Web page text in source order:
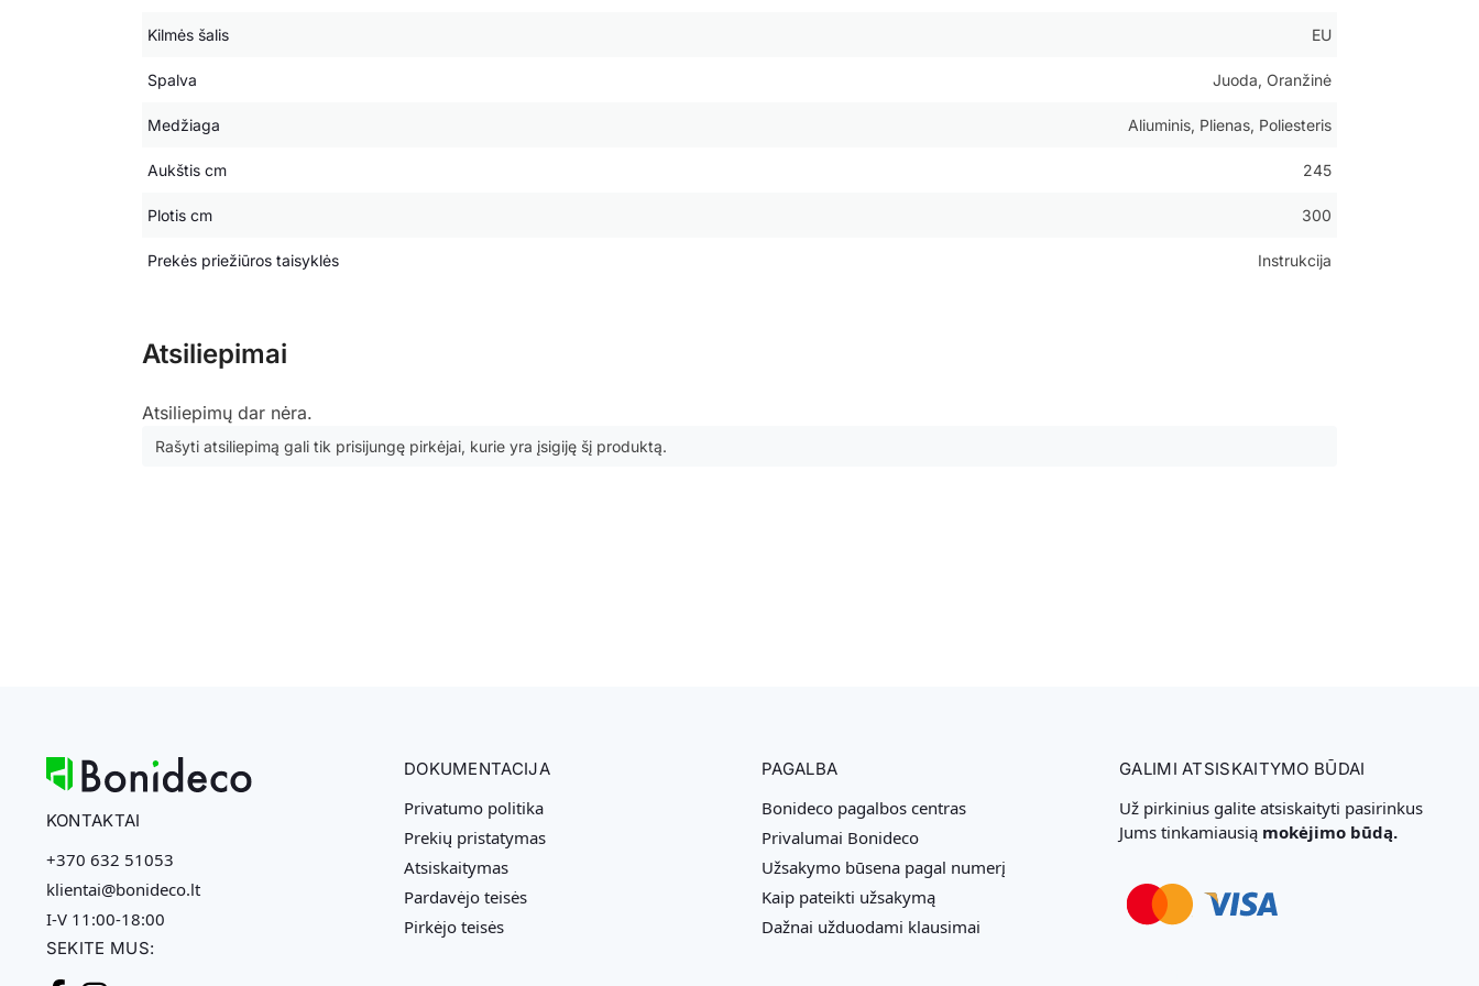
Kilmės šalis EU
Spalva Juoda, Oranžinė
Medžiaga Aliuminis, Plienas, Poliesteris
Aukštis cm 245
Plotis cm 300
Prekės priežiūros taisyklės Instrukcija
Atsiliepimai
Atsiliepimų dar nėra.
Rašyti atsiliepimą gali tik prisijungę pirkėjai, kurie yra įsigiję šį produktą.
KONTAKTAI
+370 632 51053
klientai@bonideco.lt
I-V 11:00-18:00
SEKITE MUS:
DOKUMENTACIJA
Privatumo politika
Prekių pristatymas
Atsiskaitymas
Pardavėjo teisės
Pirkėjo teisės
PAGALBA
Bonideco pagalbos centras
Privalumai Bonideco
Užsakymo būsena pagal numerį
Kaip pateikti užsakymą
Dažnai užduodami klausimai
GALIMI ATSISKAITYMO BŪDAI
Už pirkinius galite atsiskaityti pasirinkus
Jums tinkamiausią mokėjimo būdą.